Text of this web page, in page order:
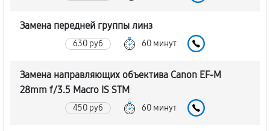
Замена передней группы линз
630 руб 60 минут
Замена направляющих объектива Canon EF-M
28mm f/3.5 Macro IS STM
450 руб 60 минут